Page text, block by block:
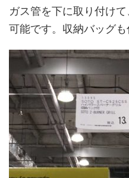
ガス管を下に取り付け
可能です。収納バッグも